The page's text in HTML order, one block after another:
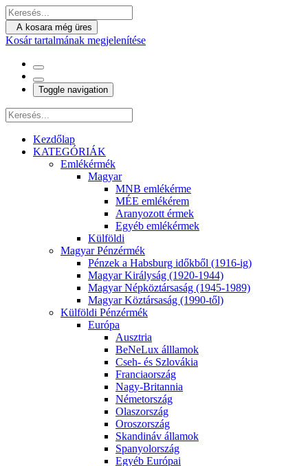
A kosara még üres
Kosár tartalmának megjelenítése
Toggle navigation
Kezdőlap
KATEGÓRIÁK
Emlékérmék
Magyar
MNB emlékérme
MÉE emlékérem
Aranyozott érmek
Egyéb emlékérmek
Külföldi
Magyar Pénzérmék
Pénzek a Habsburg időkből (1916-ig)
Magyar Királyság (1920-1944)
Magyar Népköztársaság (1945-1989)
Magyar Köztársaság (1990-től)
Külföldi Pénzérmék
Európa
Ausztria
BeNeLux álllamok
Cseh- és Szlovákia
Franciaország
Nagy-Britannia
Németország
Olaszország
Oroszország
Skandináv államok
Spanyolország
Egyéb Európai